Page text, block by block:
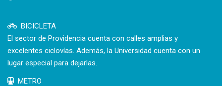
BICICLETA
El sector de Providencia cuenta con calles amplias y
excelentes ciclovías. Además, la Universidad cuenta con un
lugar especial para dejarlas.
METRO